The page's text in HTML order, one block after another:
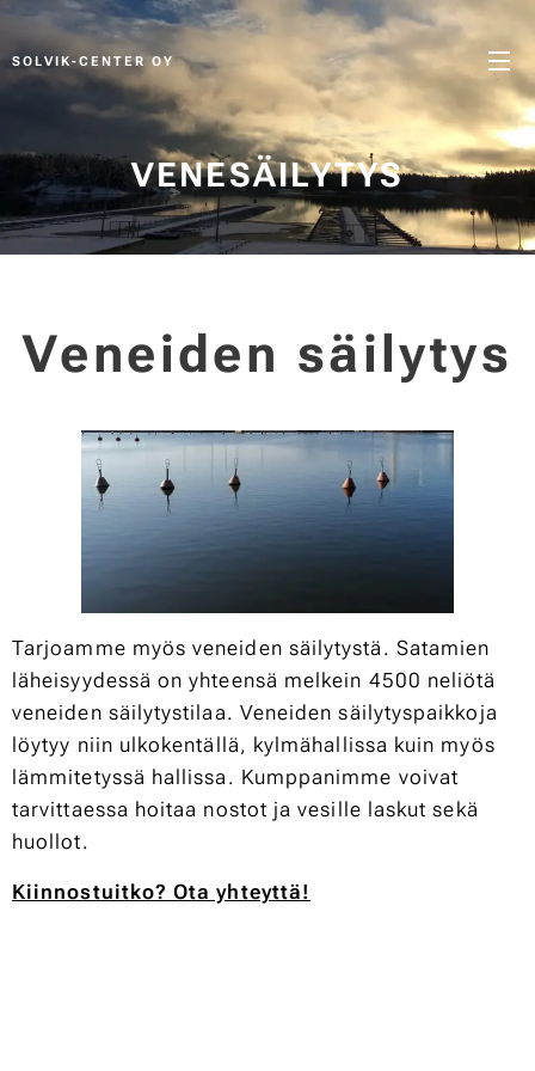
SOLVIK-CENTER OY
VENESÄILYTYS
Veneiden säilytys
Tarjoamme myös veneiden säilytystä. Satamien
läheisyydessä on yhteensä melkein 4500 neliötä
veneiden säilytystilaa. Veneiden säilytyspaikkoja
löytyy niin ulkokentällä, kylmähallissa kuin myös
lämmitetyssä hallissa. Kumppanimme voivat
tarvittaessa hoitaa nostot ja vesille laskut sekä
huollot.
Kiinnostuitko? Ota yhteyttä!